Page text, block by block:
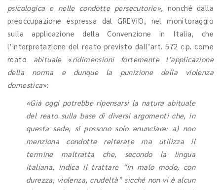
psicologica e nelle condotte persecutorie», nonché dalla
preoccupazione espressa dal GREVIO, nel monitoraggio
sulla applicazione della Convenzione in Italia, che
l’interpretazione del reato previsto dall’art. 572 c.p. come
reato abituale«ridimensioni fortemente l’applicazione
della norma e dunque la punizione della violenza
domestica»:
«Già oggi potrebbe ripensarsi la natura abituale
del reato sulla base di diversi argomenti che, in
questa sede, si possono solo enunciare: a) non
menziona condotte reiterate ma utilizza il
termine maltratta che,
secondo la lingua
italiana, indica il trattare “in malo modo, con
durezza, violenza, crudeltà” sicché non vi è alcun